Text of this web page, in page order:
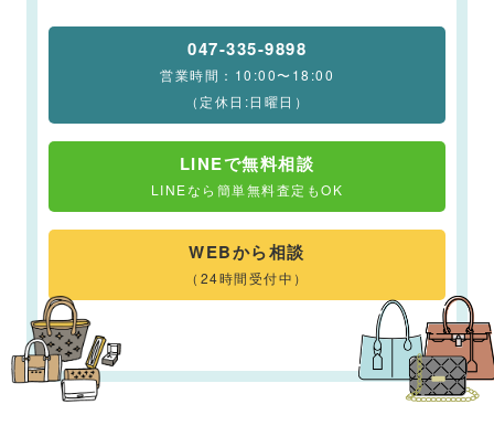
047-335-9898
営業時間：10:00〜18:00
（定休日:日曜日）
LINEで無料相談
LINEなら簡単無料査定もOK
WEBから相談
（24時間受付中）